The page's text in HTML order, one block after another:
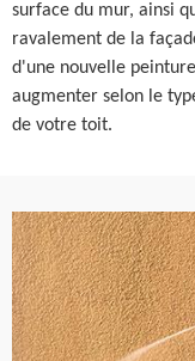
surface du mur, ainsi
ravalement de la
d'une nouvelle
augmenter selon le
de votre toit.